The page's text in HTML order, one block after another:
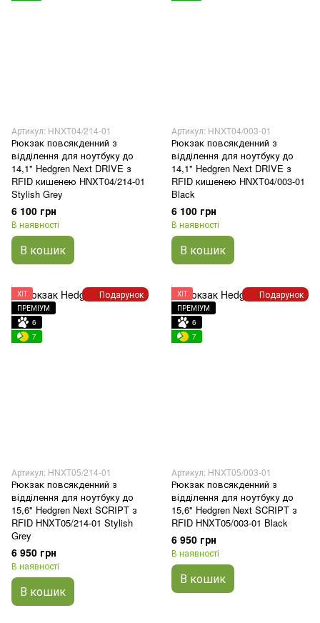
Артикул: HNXT04/214-01
Рюкзак повсякденний з
відділення для ноутбуку до
14,1" Hedgren Next DRIVE з
RFID кишенею HNXT04/214-01
Stylish Grey
6 100 грн
В наявності
В кошик
Артикул: HNXT04/003-01
Рюкзак повсякденний з
відділення для ноутбуку до
14,1" Hedgren Next DRIVE з
RFID кишенею HNXT04/003-01
Black
6 100 грн
В наявності
В кошик
Подарунок
ХІТ
ПРЕМІУМ
6
7
Артикул: HNXT05/214-01
Рюкзак повсякденний з
відділення для ноутбуку до
15,6" Hedgren Next SCRIPT з
RFID HNXT05/214-01 Stylish
Grey
6 950 грн
В наявності
В кошик
Подарунок
ХІТ
ПРЕМІУМ
6
7
Артикул: HNXT05/003-01
Рюкзак повсякденний з
відділення для ноутбуку до
15,6" Hedgren Next SCRIPT з
RFID HNXT05/003-01 Black
6 950 грн
В наявності
В кошик